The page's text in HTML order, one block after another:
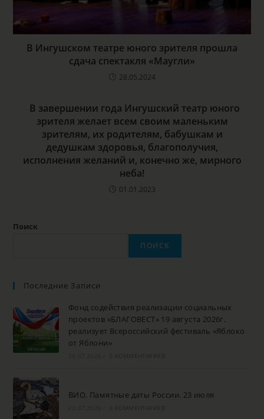
В Ингушском театре юного зрителя прошла
сдача спектакля «Маугли»
28.05.2024
В завершении года Ингушский театр юного
зрителя желает всем своим маленьким
зрителям, их родителям, бабушкам и
дедушкам здоровья, благополучия,
исполнения желаний и, конечно же, мирного
неба!
01.01.2023
Поиск
ПОИСК
Последние Записи
Фонд содействия реализации социальных
проектов «БЛАГОВЕСТ» 19 августа 2026г.
реализует Всероссийский фестиваль «Яблоко
от Яблони»
ВИО. Памятные даты России. 23 июля